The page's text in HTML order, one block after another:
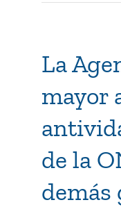
La
mayor
de la
demás